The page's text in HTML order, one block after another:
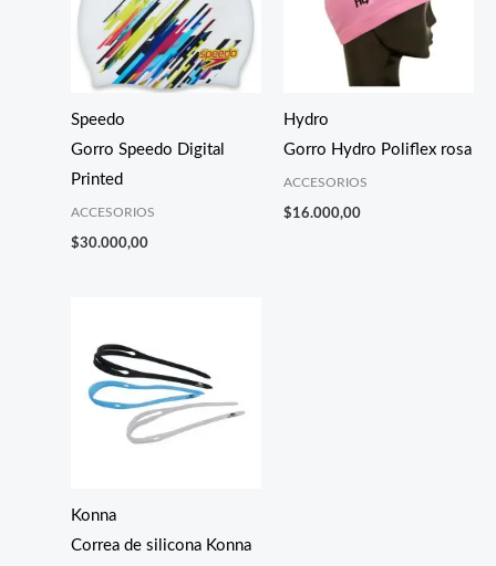
Speedo
Gorro Speedo Digital
Printed
ACCESORIOS
$30.000,00
Hydro
Gorro Hydro Poliflex rosa
ACCESORIOS
$16.000,00
Konna
Correa de silicona Konna